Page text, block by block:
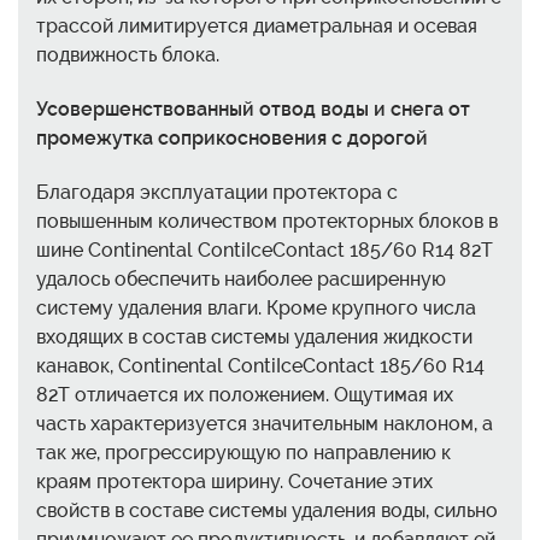
трассой лимитируется диаметральная и осевая
подвижность блока.
Усовершенствованный отвод воды и снега от
промежутка соприкосновения с дорогой
Благодаря эксплуатации протектора с
повышенным количеством протекторных блоков в
шине Continental ContiIceContact 185/60 R14 82T
удалось обеспечить наиболее расширенную
систему удаления влаги. Кроме крупного числа
входящих в состав системы удаления жидкости
канавок, Continental ContiIceContact 185/60 R14
82T отличается их положением. Ощутимая их
часть характеризуется значительным наклоном, а
так же, прогрессирующую по направлению к
краям протектора ширину. Сочетание этих
свойств в составе системы удаления воды, сильно